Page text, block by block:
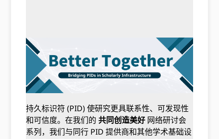
持久标识符 (PID) 使研究更具联系性、可发现性
和可信度。在我们的共同创造美好 网络研讨会
系列，我们与同行 PID 提供商和其他学术基础设